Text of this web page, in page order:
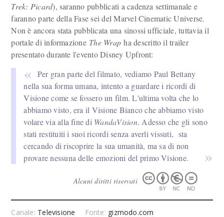
Trek: Picard), saranno pubblicati a cadenza settimanale e
faranno parte della Fase sei del Marvel Cinematic Universe.
Non è ancora stata pubblicata una sinossi ufficiale, tuttavia il
portale di informazione The Wrapha descritto il trailer
presentato durante l'evento Disney Upfront:
Per gran parte del filmato, vediamo Paul Bettany
nella sua forma umana, intento a guardare i ricordi di
Visione come se fossero un film. L'ultima volta che lo
abbiamo visto, era il Visione Bianco che abbiamo visto
volare via alla fine di WandaVision. Adesso che gli sono
stati restituiti i suoi ricordi senza averli vissuti, sta
cercando di riscoprire la sua umanità, ma sa di non
provare nessuna delle emozioni del primo Visione.
Alcuni diritti riservati
Canale: Televisione Fonte: gizmodo.com